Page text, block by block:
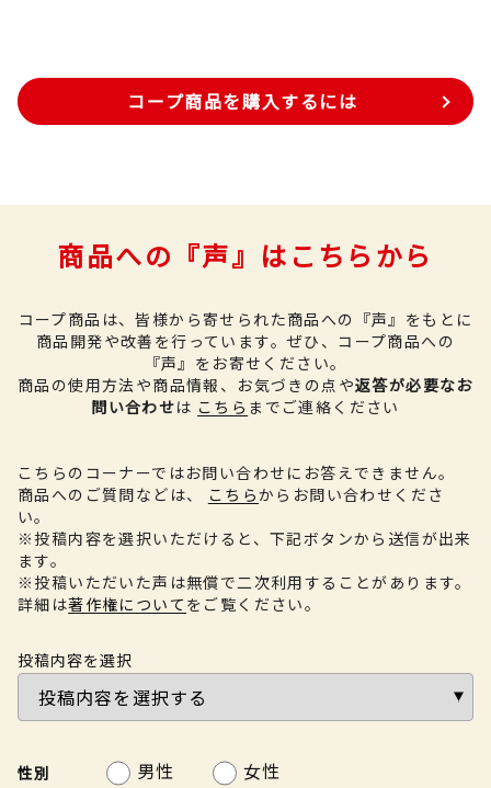
コープ商品を購入するには
商品への『声』はこちらから
コープ商品は、皆様から寄せられた商品への『声』をもとに
商品開発や改善を行っています。 ぜひ、コープ商品への
『声』をお寄せください。
商品の使用方法や商品情報、お気づきの点や返答が必要なお
問い合わせは こちら までご連絡ください
こちらのコーナーではお問い合わせにお答えできません。
商品へのご質問などは、
こちらからお問い合わせくださ
い。
※投稿内容を選択いただけると、下記ボタンから送信が出来
ます。
※投稿いただいた声は無償で二次利用することがあります。
詳細は著作権について をご覧ください。
投稿内容を選択
性別 男性 女性